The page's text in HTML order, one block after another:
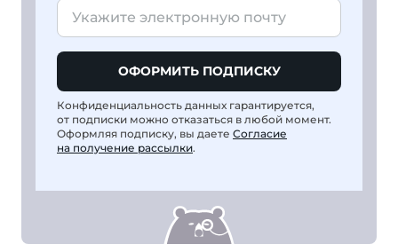
ОФОРМИТЬ ПОДПИСКУ
Конфиденциальность данных гарантируется,
от подписки можно отказаться в любой момент.
Оформляя подписку, вы даете Согласие
на получение рассылки.